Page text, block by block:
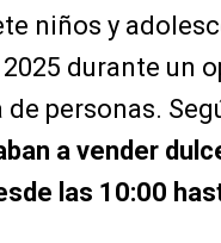
niños y
durante un
personas.
a vender
las 10:00